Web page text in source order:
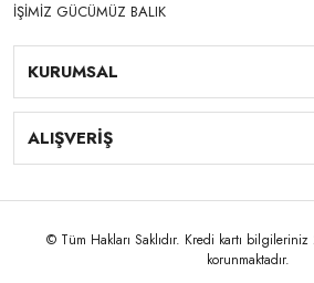
İŞİMİZ GÜCÜMÜZ BALIK
KURUMSAL
ALIŞVERİŞ
© Tüm Hakları Saklıdır. Kredi kartı
korunmaktadır.